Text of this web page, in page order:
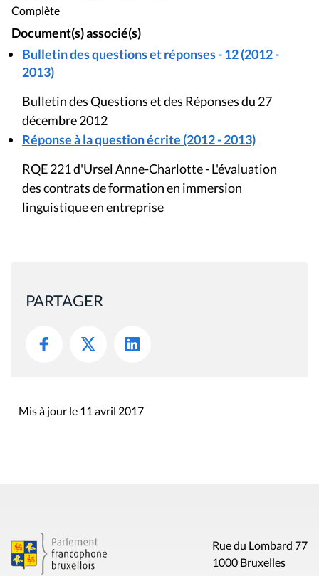
Complète
Document(s) associé(s)
Bulletin des questions et réponses - 12 (2012 -
2013)
Bulletin des Questions et des Réponses du 27
décembre 2012
Réponse à la question écrite (2012 - 2013)
RQE 221 d'Ursel Anne-Charlotte - L'évaluation
des contrats de formation en immersion
linguistique en entreprise
PARTAGER
Mis à jour le 11 avril 2017
Rue du Lombard 77
1000 Bruxelles